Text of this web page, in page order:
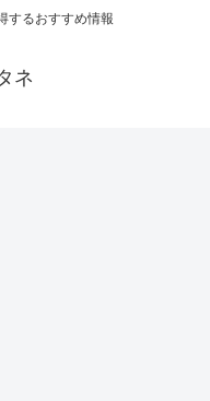
するおすすめ情報
ネ